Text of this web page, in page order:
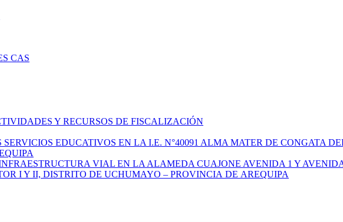
CAS
Y RECURSOS DE FISCALIZACIÓN
EDUCATIVOS EN LA I.E. N°40091 ALMA MATER DE CONGATA
VIAL EN LA ALAMEDA CUAJONE AVENIDA 1 Y
I Y II, DISTRITO DE UCHUMAYO – PROVINCIA DE AREQUIPA